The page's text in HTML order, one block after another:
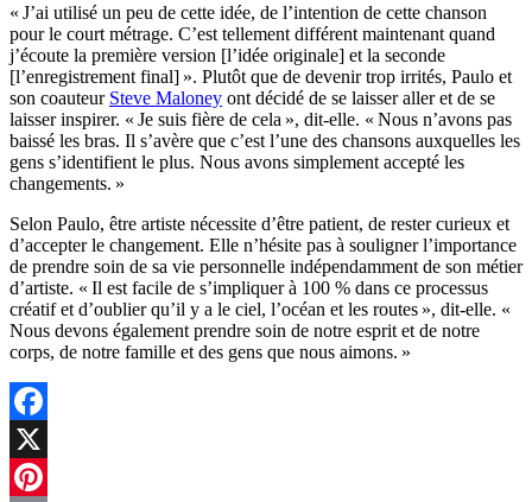
« J’ai utilisé un peu de cette idée, de l’intention de cette chanson
pour le court métrage. C’est tellement différent maintenant quand
j’écoute la première version [l’idée originale] et la seconde
[l’enregistrement final] ». Plutôt que de devenir trop irrités, Paulo et
son coauteur Steve Maloney ont décidé de se laisser aller et de se
laisser inspirer. « Je suis fière de cela », dit-elle. « Nous n’avons pas
baissé les bras. Il s’avère que c’est l’une des chansons auxquelles les
gens s’identifient le plus. Nous avons simplement accepté les
changements. »
Selon Paulo, être artiste nécessite d’être patient, de rester curieux et
d’accepter le changement. Elle n’hésite pas à souligner l’importance
de prendre soin de sa vie personnelle indépendamment de son métier
d’artiste. « Il est facile de s’impliquer à 100 % dans ce processus
créatif et d’oublier qu’il y a le ciel, l’océan et les routes », dit-elle. «
Nous devons également prendre soin de notre esprit et de notre
corps, de notre famille et des gens que nous aimons. »
Facebook
X